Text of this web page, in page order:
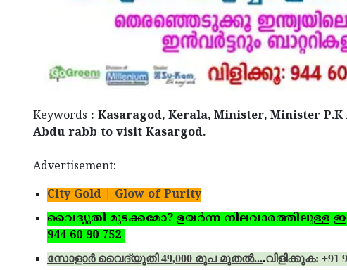
Keywords : Kasaragod, Kerala, Minister, Minister
Abdu rabb to visit Kasargod.
Advertisement:
City Gold | Glow of Purity
വൈദ്യുതി മുടക്കമോ? ഉയര്‍ന്ന നിലവാരത്തിലുള്ള
944 60 90 752
സോളാര്‍ വൈദ്യുതി 49,000 രൂപ മുതല്‍....വിളിക്കുക: +91